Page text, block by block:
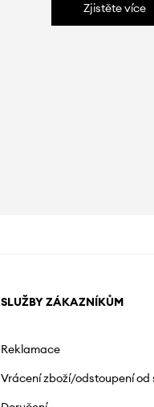
Zjistěte více
SLUŽBY ZÁKAZNÍKŮM
Reklamace
Vrácení zboží/odstoupení od